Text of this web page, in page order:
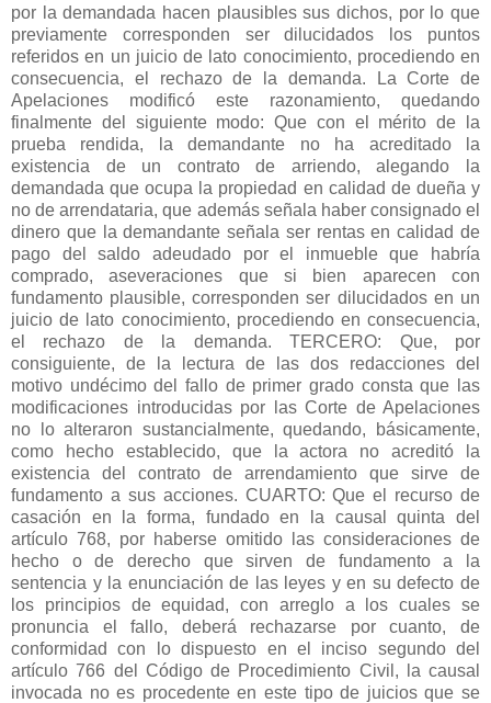
por la demandada hacen plausibles sus dichos, por lo que
previamente corresponden ser dilucidados los puntos
referidos en un juicio de lato conocimiento, procediendo en
consecuencia, el rechazo de la demanda. La Corte de
Apelaciones modificó este razonamiento, quedando
finalmente del siguiente modo: Que con el mérito de la
prueba rendida, la demandante no ha acreditado la
existencia de un contrato de arriendo, alegando la
demandada que ocupa la propiedad en calidad de dueña y
no de arrendataria, que además señala haber consignado el
dinero que la demandante señala ser rentas en calidad de
pago del saldo adeudado por el inmueble que habría
comprado, aseveraciones que si bien aparecen con
fundamento plausible, corresponden ser dilucidados en un
juicio de lato conocimiento, procediendo en consecuencia,
el rechazo de la demanda. TERCERO: Que, por
consiguiente, de la lectura de las dos redacciones del
motivo undécimo del fallo de primer grado consta que las
modificaciones introducidas por las Corte de Apelaciones
no lo alteraron sustancialmente, quedando, básicamente,
como hecho establecido, que la actora no acreditó la
existencia del contrato de arrendamiento que sirve de
fundamento a sus acciones. CUARTO: Que el recurso de
casación en la forma, fundado en la causal quinta del
artículo 768, por haberse omitido las consideraciones de
hecho o de derecho que sirven de fundamento a la
sentencia y la enunciación de las leyes y en su defecto de
los principios de equidad, con arreglo a los cuales se
pronuncia el fallo, deberá rechazarse por cuanto, de
conformidad con lo dispuesto en el inciso segundo del
artículo 766 del Código de Procedimiento Civil, la causal
invocada no es procedente en este tipo de juicios que se